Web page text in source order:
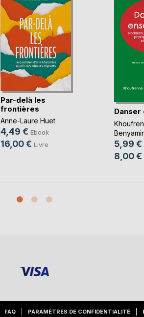
Par-delà les
frontières
Anne-Laure Huet
4,49 € Ebook
16,00 € Livre
Danser
5,99 €
8,00 €
FAQ PARAMÈTRES DE CONFIDENTIALITÉ